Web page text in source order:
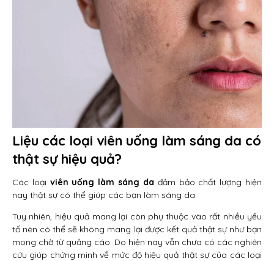
Liệu các loại viên uống làm sáng da có
thật sự hiệu quả?
Các loại viên uống làm sáng da đảm bảo chất lượng hiện
nay thật sự có thể giúp các bạn làm sáng da.
Tuy nhiên, hiệu quả mang lại còn phụ thuộc vào rất nhiều yếu
tố nên có thể sẽ không mang lại được kết quả thật sự như bạn
mong chờ từ quảng cáo. Do hiện nay vẫn chưa có các nghiên
cứu giúp chứng minh về mức độ hiệu quả thật sự của các loại